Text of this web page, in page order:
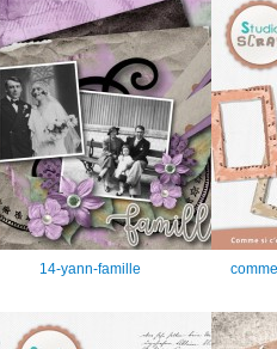
14-yann-famille